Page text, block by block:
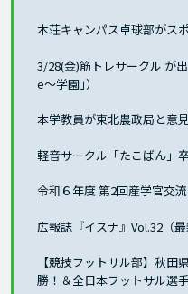
本荘キャンパス卓球部がス
3/28(金)筋トレサークル が
e〜学園｣）
本学教員が東北農政局と意
軽音サークル「たこばん」
令和６年度 第2回産学官交
広報誌『イスナ』Vol.32（
【競技フットサル部】秋田
勝！＆全日本フットサル選